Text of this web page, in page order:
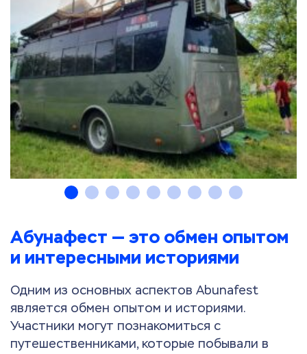
Абунафест — это обмен опытом
и интересными историями
Одним из основных аспектов Abunafest
является обмен опытом и историями.
Участники могут познакомиться с
путешественниками, которые побывали в